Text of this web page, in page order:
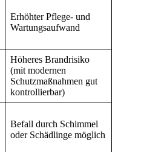
Erhöhter Pflege- und
Wartungsaufwand
Höheres Brandrisiko
(mit modernen
Schutzmaßnahmen gut
kontrollierbar)
Befall durch Schimmel
oder Schädlinge möglich